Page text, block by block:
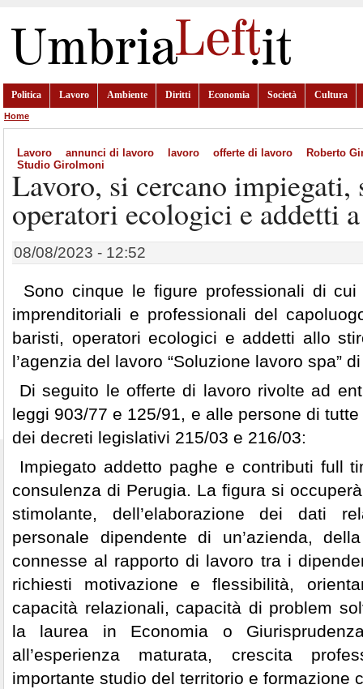
Politica Lavoro Ambiente Diritti Economia Società Cultura
Home
Lavoro annunci di lavoro lavoro offerte di lavoro
Roberto
Studio Girolmoni
Lavoro, si cercano impiegati,
operatori ecologici e addetti a
08/08/2023 - 12:52
Sono cinque le figure professionali di
imprenditoriali e professionali del
baristi, operatori ecologici e addetti allo
l’agenzia del lavoro “Soluzione lavoro spa”
Di seguito le offerte di lavoro rivolte ad
leggi 903/77 e 125/91, e alle persone di
dei decreti legislativi 215/03 e 216/03:
Impiegato addetto paghe e contributi full
consulenza di Perugia. La figura si
stimolante, dell’elaborazione dei dati
personale dipendente di un’azienda,
connesse al rapporto di lavoro tra i
richiesti motivazione e flessibilità,
capacità relazionali, capacità di problem
la laurea in Economia o
all’esperienza maturata, crescita
importante studio del territorio e formazione